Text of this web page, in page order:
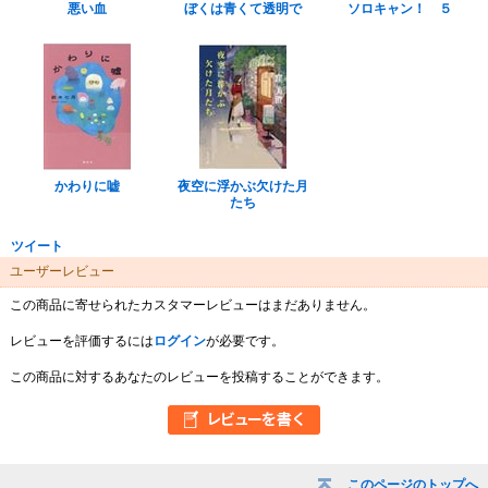
このページのトップへ
悪い血 ぼくは青くて透明で ソロキャン！ ５
かわりに嘘
夜空に浮かぶ欠けた月
たち
ツイート
ユーザーレビュー
この商品に寄せられたカスタマーレビューはまだありません。
レビューを評価するには ログインが必要です。
この商品に対するあなたのレビューを投稿することができます。